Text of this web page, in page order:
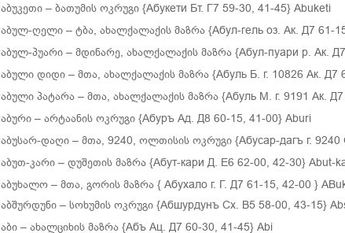
აბუკეთი – ბათუმის ოკრუგი {Абукети Бт. Г7 59-30, 41-45} Abuketi
აბულ-ღელი – ტბა, ახალქალაქის მაზრა {Абул-гель оз. Ак. Д7 61-
აბულ-პუარი – მდინარე, ახალქალაქის მაზრა {Абул-пуари р. Ак.
აბული დიდი – მთა, ახალქალაქის მაზრა {Абуль Б. г. 10826 Ак. Д7
აბული პატარა – მთა, ახალქალაქის მაზრა {Абуль М. г. 9191 Ак.
აბური – არტაანის ოკრუგი {Абуръ Ад. Д8 60-15, 41-00} Aburi
აბუსარ-დაღი – მთა, 9240, ოლთისის ოკრუგი {Абусар-дагъ г.
აბუთ-კარი – დუშეთის მაზრა {Абут-кари Д. Е6 62-00, 42-30} Abut-
აბუხალო – მთა, გორის მაზრა { Абухало г. Г. Д7 61-15, 42-00 }
აბშურდუნი – სოხუმის ოკრუგი {Абшурдунъ Сх. В5 58-00, 43-15}
აბი – ახალციხის მაზრა {Абъ Ац. Д7 60-30, 41-45} Abi